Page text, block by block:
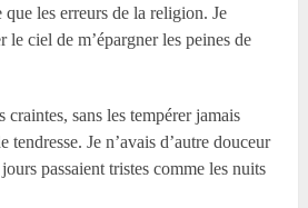
que les erreurs de la religion. Je
le ciel de m’épargner les peines de
craintes, sans les tempérer jamais
tendresse. Je n’avais d’autre douceur
passaient tristes comme les nuits